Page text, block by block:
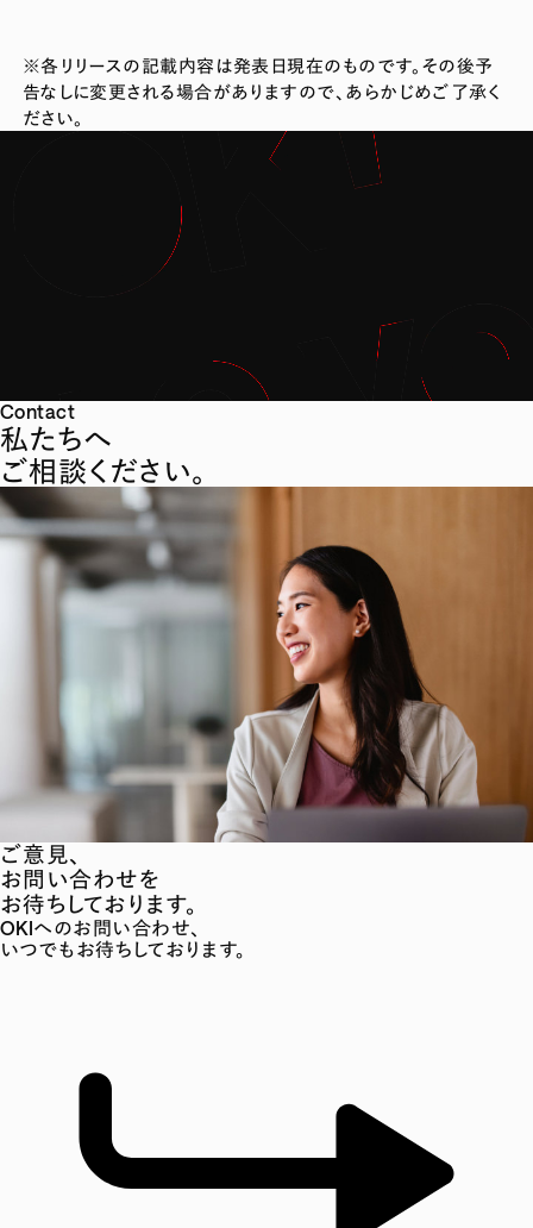
※各リリースの記載内容は発表日現在のものです。その後予
告なしに変更される場合がありますので、あらかじめご了承く
ださい。
Contact
私たちへ
ご相談ください。
ご意見、
お問い合わせを
お待ちしております。
OKIへのお問い合わせ、
いつでもお待ちしております。